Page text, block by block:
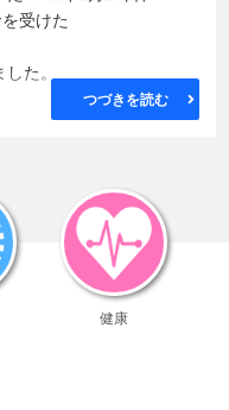
受けた
た。
也中将) ジョホ－ル州
ンガポ－ル市を除く昭
しました。
つづきを読む
健康